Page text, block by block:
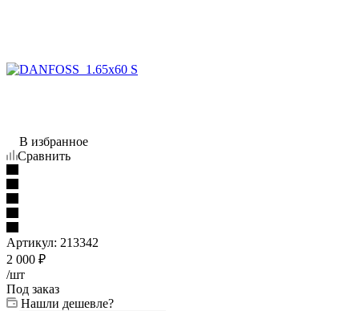
В избранное
Сравнить
Артикул: 213342
2 000 ₽
/шт
Под заказ
Нашли дешевле?